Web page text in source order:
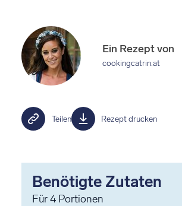
Ein Rezept von
cookingcatrin.at
Teilen Rezept drucken
Benötigte Zutaten
Für4 Portionen